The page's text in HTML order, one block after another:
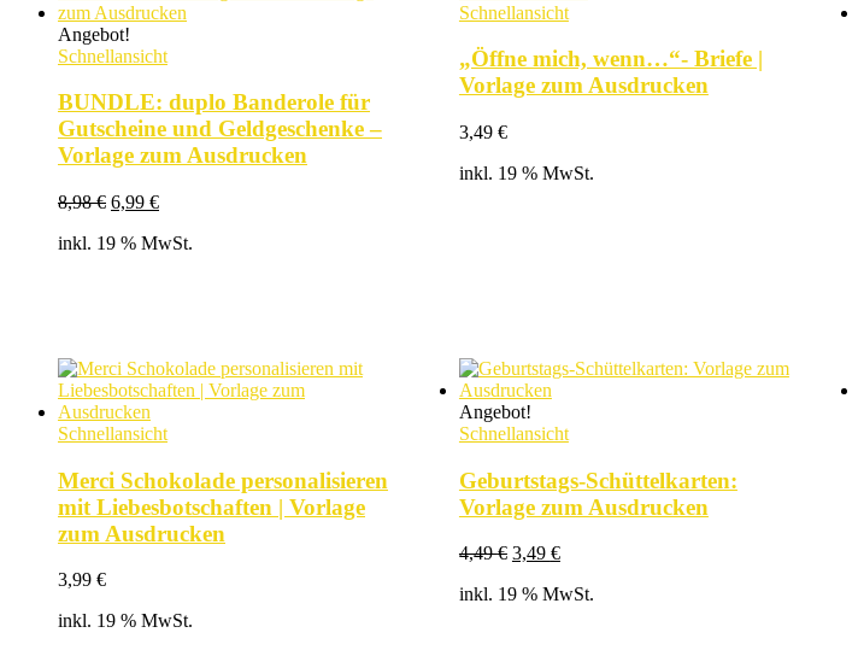
Angebot!
Schnellansicht
BUNDLE: duplo Banderole für
Gutscheine und Geldgeschenke –
Vorlage zum Ausdrucken
8,98€ Ursprünglicher
war:
6,99 €Aktueller
ist:
inkl. 19 % MwSt.
Schnellansicht
„Öffne mich, wenn…“- Briefe |
Vorlage zum Ausdrucken
3,49 €
inkl. 19 % MwSt.
Schnellansicht
Merci Schokolade personalisieren
mit Liebesbotschaften | Vorlage
zum Ausdrucken
3,99 €
inkl. 19 % MwSt.
Angebot!
Schnellansicht
Geburtstags-Schüttelkarten:
Vorlage zum Ausdrucken
4,49€ Ursprünglicher
war:
3,49 €Aktueller
ist:
inkl. 19 % MwSt.